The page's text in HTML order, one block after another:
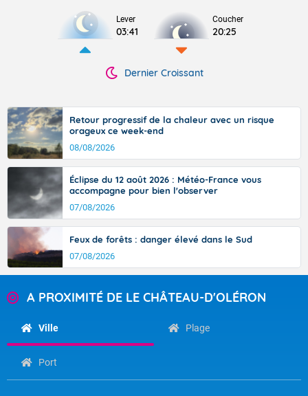
Lever
03:41
Coucher
20:25
Dernier Croissant
Retour progressif de la chaleur avec un risque
orageux ce week-end
08/08/2026
Éclipse du 12 août 2026 : Météo-France vous
accompagne pour bien l'observer
07/08/2026
Feux de forêts : danger élevé dans le Sud
07/08/2026
A PROXIMITÉ DE LE CHÂTEAU-D'OLÉRON
Ville Plage
Port